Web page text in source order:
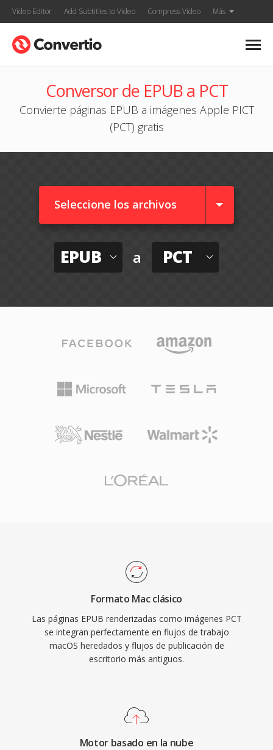
Video Editor Add Subtitles to Video Compress Video Más
Conversor de EPUB a PCT
Convierte páginas EPUB a imágenes Apple PICT
(PCT) gratis
Seleccione los archivos
EPUB a PCT
Formato Mac clásico
Las páginas EPUB renderizadas como imágenes PCT
se integran perfectamente en flujos de trabajo
macOS heredados y flujos de publicación de
escritorio más antiguos.
Motor basado en la nube